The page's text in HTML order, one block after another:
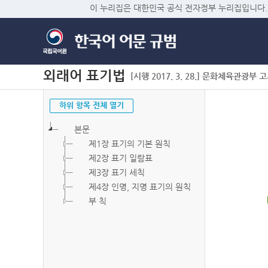
이 누리집은 대한민국 공식 전자정부 누리집입니다.
외래어 표기법 [시행 2017. 3. 28.] 문화체육관광부
하위 항목 전체 열기
본문
제1장 표기의 기본 원칙
제2장 표기 일람표
제3장 표기 세칙
제4장 인명, 지명 표기의 원칙
부 칙